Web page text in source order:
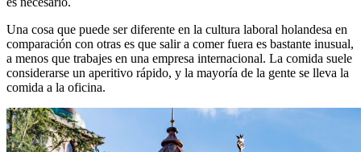
Una cosa que puede ser diferente en la cultura laboral holandesa en
comparación con otras es que salir a comer fuera es bastante inusual,
a menos que trabajes en una empresa internacional. La comida suele
considerarse un aperitivo rápido, y la mayoría de la gente se lleva la
comida a la oficina.